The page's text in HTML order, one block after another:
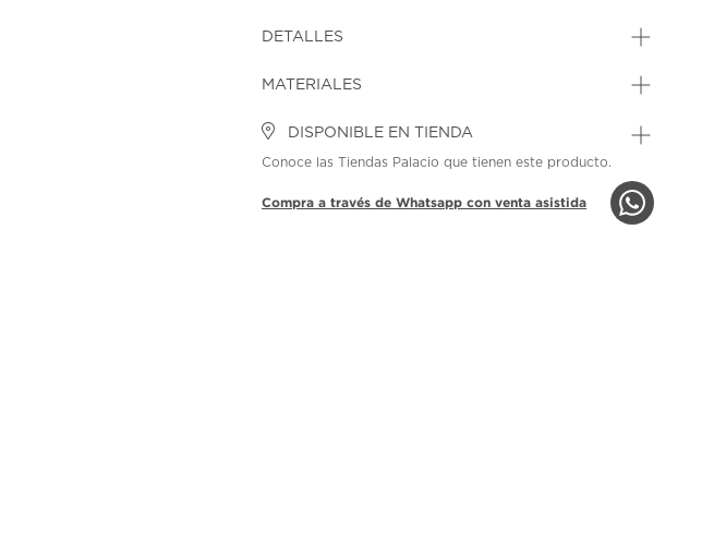
DETALLES
MATERIALES
DISPONIBLE EN TIENDA
Conoce las Tiendas Palacio que tienen este producto.
Compra a través de Whatsapp con venta asistida